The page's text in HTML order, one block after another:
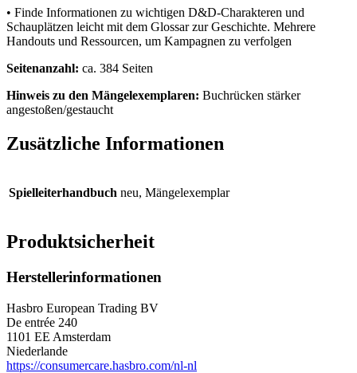
• Finde Informationen zu wichtigen D&D-Charakteren und
Schauplätzen leicht mit dem Glossar zur Geschichte. Mehrere
Handouts und Ressourcen, um Kampagnen zu verfolgen
Seitenanzahl: ca. 384 Seiten
Hinweis zu den Mängelexemplaren: Buchrücken stärker
angestoßen/gestaucht
Zusätzliche Informationen
Spielleiterhandbuch neu, Mängelexemplar
Produktsicherheit
Herstellerinformationen
Hasbro European Trading BV
De entrée 240
1101 EE Amsterdam
Niederlande
https://consumercare.hasbro.com/nl-nl